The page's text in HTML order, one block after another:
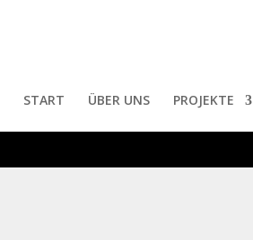
START ÜBER UNS PROJEKTE